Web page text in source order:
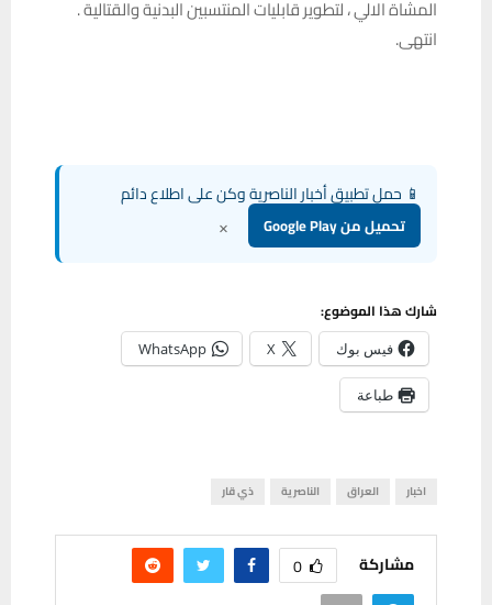
المشاة الالي ، لتطوير قابليات المنتسبين البدنية والقتالية .
انتهى.
📱 حمل تطبيق أخبار الناصرية وكن على اطلاع دائم
تحميل من Google Play ×
شارك هذا الموضوع:
فيس بوك X
WhatsApp
طباعة
اخبار العراق الناصرية ذي قار
مشاركة 0